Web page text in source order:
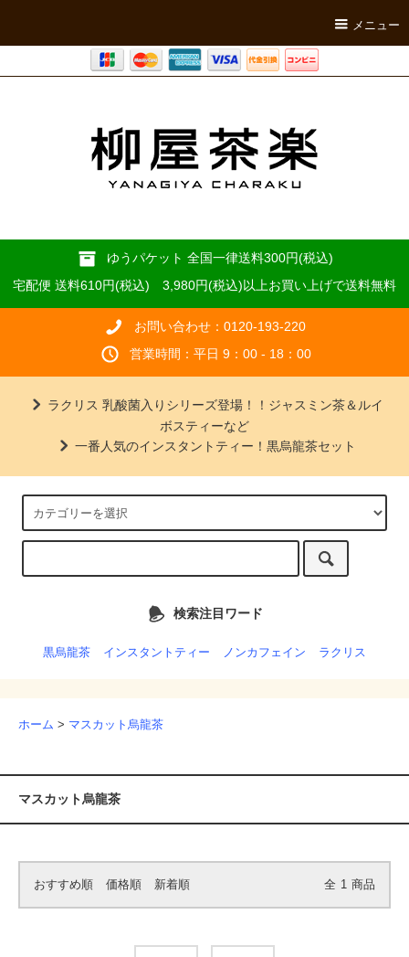
メニュー
ゆうパケット 全国一律送料300円(税込)
宅配便 送料610円(税込) 3,980円(税込)以上お買い上げで送料無料
お問い合わせ：0120-193-220
営業時間：平日 9：00 - 18：00
ラクリス 乳酸菌入りシリーズ登場！！ジャスミン茶＆ルイ
ボスティーなど
一番人気のインスタントティー！黒烏龍茶セット
検索注目ワード
黒烏龍茶 インスタントティー ノンカフェイン ラクリス
ホーム > マスカット烏龍茶
マスカット烏龍茶
おすすめ順 価格順 新着順 全 1 商品